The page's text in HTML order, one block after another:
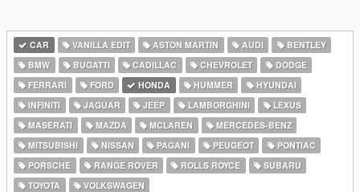
CAR VANILLA EDIT ASTON MARTIN AUDI
BENTLEY
BMW
BUGATTI CADILLAC CHEVROLET
DODGE
FERRARI
FORD HONDA HUMMER
HYUNDAI
INFINITI
JAGUAR JEEP LAMBORGHINI
LEXUS
MASERATI
MAZDA MCLAREN
MERCEDES-BENZ
MITSUBISHI
NISSAN PAGANI PEUGEOT
PONTIAC
PORSCHE
RANGE ROVER ROLLS ROYCE
SUBARU
TOYOTA
VOLKSWAGEN